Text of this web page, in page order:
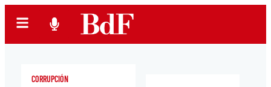
CORRUPCIÓN